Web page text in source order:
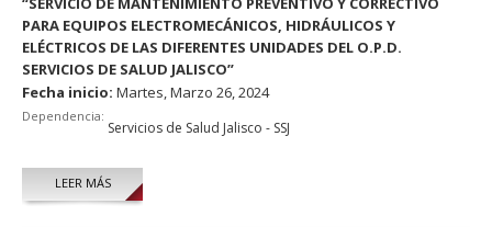
PARA EQUIPOS ELECTROMECÁNICOS, HIDRÁULICOS Y
ELÉCTRICOS DE LAS DIFERENTES UNIDADES DEL O.P.D.
SERVICIOS DE SALUD JALISCO”
Fecha inicio: Martes, Marzo 26, 2024
Dependencia:
Servicios de Salud Jalisco - SSJ
LEER MÁS